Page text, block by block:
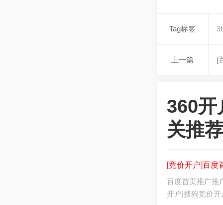
Tag标签
上一篇 [
360开
关推荐
[竞价开户]百度
百度首页推广推
开户|搜狗竞价